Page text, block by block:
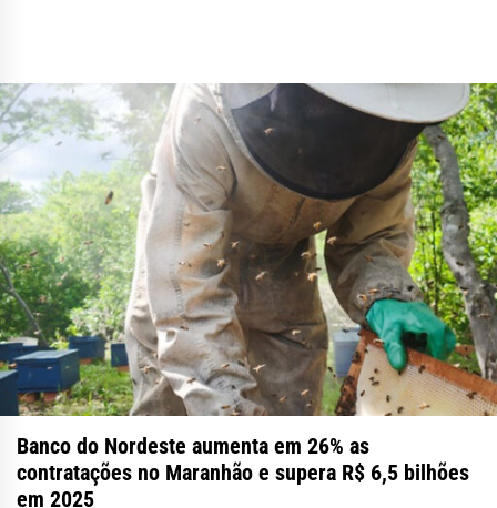
Banco do Nordeste aumenta em 26% as
contratações no Maranhão e supera R$ 6,5 bilhões
em 2025